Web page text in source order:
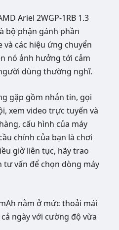
Ariel 2WGP-1RB 1.3
bộ phận gánh phần
các hiệu ứng chuyển
nó ảnh hưởng tới cảm
dùng thường nghĩ.
gặp gồm nhắn tin, gọi
xem video trực tuyến và
cấu hình của máy
chính của bạn là chơi
giờ liên tục, hãy trao
tư vấn để chọn dòng máy
nằm ở mức thoải mái
ngày với cường độ vừa